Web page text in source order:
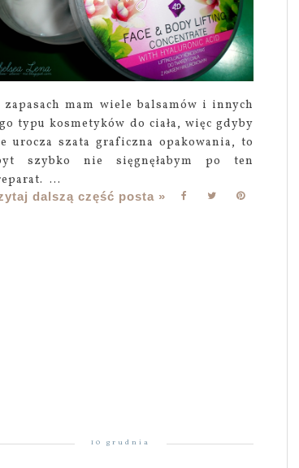
zapasach mam wiele balsamów i innych
typu kosmetyków do ciała, więc gdyby
urocza szata graficzna opakowania, to
szybko nie sięgnęłabym po ten
...
dalszą część posta »
10 grudnia